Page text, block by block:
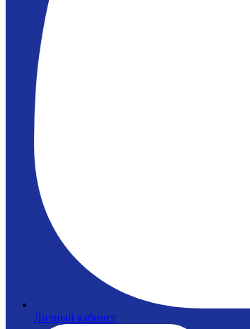
Личный кабинет